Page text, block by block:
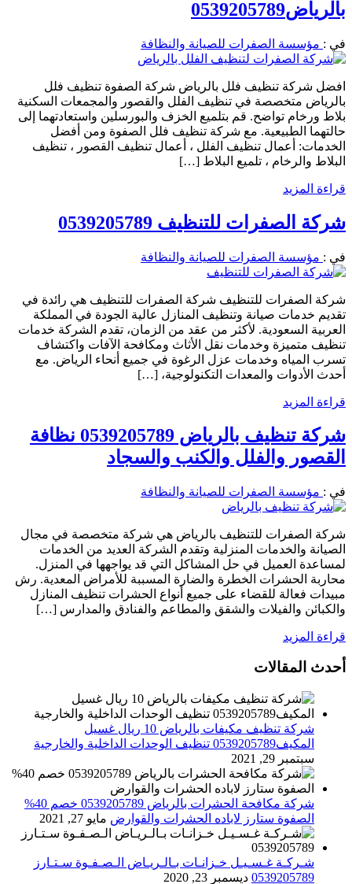
بالرياض0539205789
في : مؤسسة الصفرات للصيانة والنظافة
افضل شركة تنظيف فلل بالرياض شركة الصفوة تنظيف فلل
بالرياض متخصصة في تنظيف الفلل والقصور والمجمعات السكنية
بلاط ورخام تواضح. قم بتلميع الخزف والبورسلين واستعادتهما إلى
حالتهما الطبيعية. مع شركة تنظيف فلل الصفوة ومن أفضل
الخدمات: أعمال تنظيف الفلل ، أعمال تنظيف القصور ، تنظيف
البلاط والرخام ، تلميع البلاط […]
قراءة المزيد
شركة الصفرات للتنظيف 0539205789
في : مؤسسة الصفرات للصيانة والنظافة
شركة الصفرات للتنظيف شركة الصفرات للتنظيف هي رائدة في
تقديم خدمات صيانة وتنظيف المنازل عالية الجودة في المملكة
العربية السعودية. لأكثر من عقد من الزمان، تقدم الشركة خدمات
تنظيف متميزة وخدمات نقل الأثاث ومكافحة الآفات واكتشاف
تسرب المياه وخدمات عزل الرغوة في جميع أنحاء الرياض. مع
أحدث الأدوات والمعدات التكنولوجية، […]
قراءة المزيد
شركة تنظيف بالرياض 0539205789 نظافة
القصور والفلل والكنب والسجاد
في : مؤسسة الصفرات للصيانة والنظافة
شركة الصفرات للتنظيف بالرياض هي شركة متخصصة في مجال
الصيانة والخدمات المنزلية وتقدم الشركة العديد من الخدمات
لمساعدة العميل في حل المشاكل التي قد يواجهها في المنزل.
محاربة الحشرات الخطرة والضارة المسببة للأمراض المعدية. رش
مبيدات فعالة للقضاء على جميع أنواع الحشرات تنظيف المنازل
والكبائن والفيلات والشقق والمطاعم والفنادق والمدارس […]
قراءة المزيد
أحدث المقالات
شركة تنظيف مكيفات بالرياض 10 ريال غسيل
المكيف0539205789 تنظيف الوحدات الداخلية والخارجية
سبتمبر 29, 2021
شركة مكافحة الحشرات بالرياض 0539205789 خصم 40%
الصفوة ستارز لاباده الحشرات والقوارض مايو 27, 2021
شـركـة غـسـيـل خـزانـات بـالـريـاض الـصـفـوة سـتـارز
0539205789 ديسمبر 23, 2020